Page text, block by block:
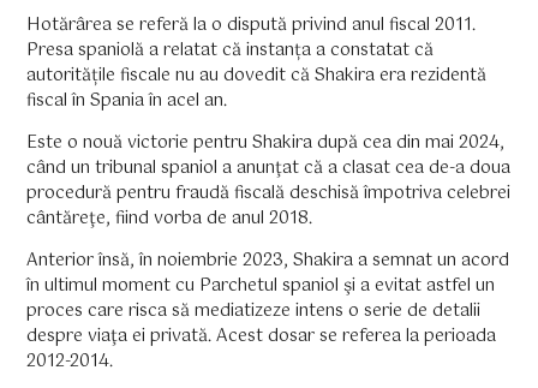
Hotărârea se referă la o dispută privind anul fiscal 2011.
Presa spaniolă a relatat că instanța a constatat că
autoritățile fiscale nu au dovedit că Shakira era rezidentă
fiscal în Spania în acel an.
Este o nouă victorie pentru Shakira după cea din mai 2024,
când un tribunal spaniol a anunţat că a clasat cea de-a doua
procedură pentru fraudă fiscală deschisă împotriva celebrei
cântăreţe, fiind vorba de anul 2018.
Anterior însă, în noiembrie 2023, Shakira a semnat un acord
în ultimul moment cu Parchetul spaniol şi a evitat astfel un
proces care risca să mediatizeze intens o serie de detalii
despre viaţa ei privată. Acest dosar se referea la perioada
2012-2014.